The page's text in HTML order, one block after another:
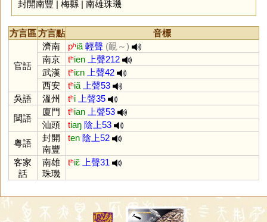
封開南豐 | 梅縣| 南雄珠璣
方言區方言點 音標
官話
濟南 pʰiã 輕聲 (靦～)
南京
tʰien
上聲212
武漢
tʰiɛn
上聲42
西安
tʰiã
上聲53
吳語
溫州 tʰi
上聲35
閩語
廈門 tʰian
上聲53
汕頭
tiaŋ 陰上53
粵語
封開
南豐
ten 陰上52
客家
話
南雄
珠璣
tʰiɛ̃ 上聲31